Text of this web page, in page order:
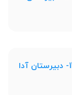
نمونه سوال امتحانی فیزیک- دی 1400- دبیرستان آدا